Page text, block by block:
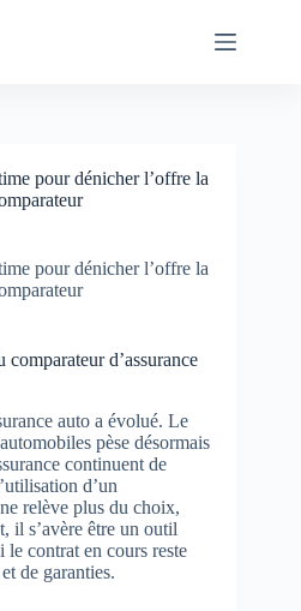
pour dénicher l’offre la
pour dénicher l’offre la
d’assurance
auto a évolué. Le
pèse désormais
continuent de
d’un
ne relève plus du choix,
il s’avère être un outil
contrat en cours reste
de garanties.